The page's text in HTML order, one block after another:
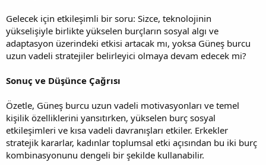
Gelecek için etkileşimli bir soru: Sizce, teknolojinin
yükselişiyle birlikte yükselen burçların sosyal algı ve
adaptasyon üzerindeki etkisi artacak mı, yoksa Güneş burcu
uzun vadeli stratejiler belirleyici olmaya devam edecek mi?
Sonuç ve Düşünce Çağrısı
Özetle, Güneş burcu uzun vadeli motivasyonları ve temel
kişilik özelliklerini yansıtırken, yükselen burç sosyal
etkileşimleri ve kısa vadeli davranışları etkiler. Erkekler
stratejik kararlar, kadınlar toplumsal etki açısından bu iki burç
kombinasyonunu dengeli bir şekilde kullanabilir.